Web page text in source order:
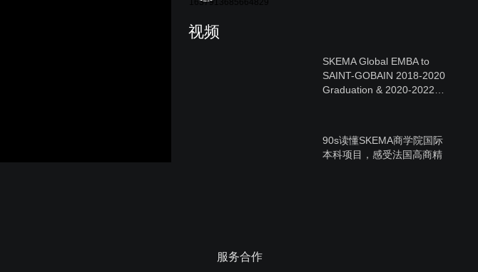
视频
SKEMA Global EMBA to
SAINT-GOBAIN 2018-2020
Graduation & 2020-2022
90s读懂SKEMA商学院国际
本科项目，感受法国高商精
服务合作